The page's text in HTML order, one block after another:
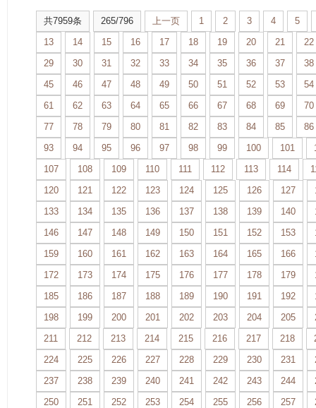
共7959条 265/796 上一页 1 2 3 4
5
13
14 15 16 17 18 19 20 21
22
29
30 31 32 33 34 35 36 37
38
45
46 47 48 49 50 51 52 53
54
61
62 63 64 65 66 67 68 69
70
77
78 79 80 81 82 83 84 85
86
93
94 95 96 97 98 99 100 101
107
108 109 110 111 112 113 114
120
121 122 123 124 125 126 127
133
134 135 136 137 138 139 140
146
147 148 149 150 151 152 153
159
160 161 162 163 164 165 166
172
173 174 175 176 177 178 179
185
186 187 188 189 190 191 192
198
199 200 201 202 203 204 205
211
212 213 214 215 216 217 218
224
225 226 227 228 229 230 231
237
238 239 240 241 242 243 244
250
251 252 253 254 255 256 257